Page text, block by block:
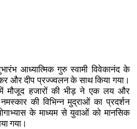
आध्यात्मिक गुरु स्वामी विवेकानंद के
और दीप प्रज्ज्वलन के साथ किया गया।
मौजूद हजारों की भीड़ ने एक लय और
की विभिन्न मुद्राओं का प्रदर्शन
के माध्यम से युवाओं को मानसिक
गया।